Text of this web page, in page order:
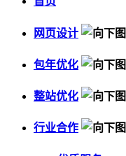
网页设计
包年优化
整站优化
行业合作